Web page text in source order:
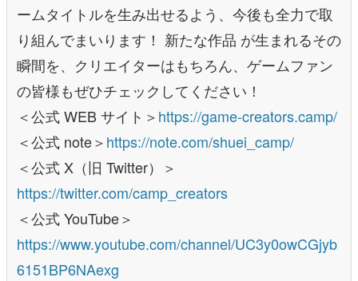
ームタイトルを生み出せるよう、今後も全力で取
り組んでまいります！ 新たな作品 が生まれるその
瞬間を、クリエイターはもちろん、ゲームファン
の皆様もぜひチェックしてください！
＜公式 WEB サイト＞https://game-creators.camp/
＜公式 note＞https://note.com/shuei_camp/
＜公式 X（旧 Twitter）＞
https://twitter.com/camp_creators
＜公式 YouTube＞
https://www.youtube.com/channel/UC3y0owCGjyb
6151BP6NAexg